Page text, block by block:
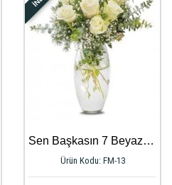
Sen Başkasın 7 Beyaz Güller
Ürün Kodu: FM-13